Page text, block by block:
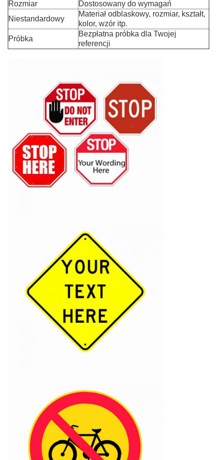
Rozmiar
Dostosowany do wymagań
Niestandardowy
Materiał odblaskowy, rozmiar, kształt,
kolor, wzór itp.
Próbka
Bezpłatna próbka dla Twojej
referencji